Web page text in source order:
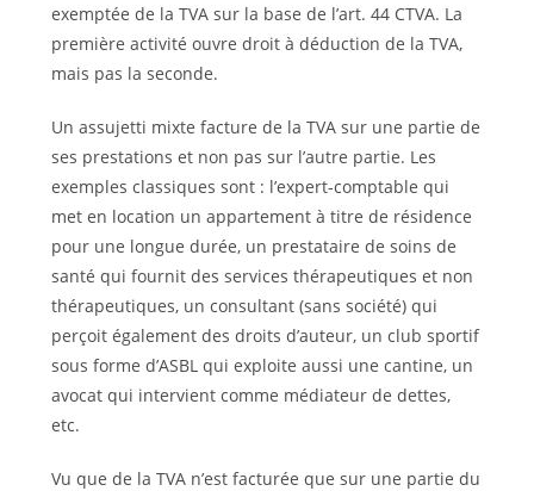
exemptée de la TVA sur la base de l’art. 44 CTVA. La
première activité ouvre droit à déduction de la TVA,
mais pas la seconde.
Un assujetti mixte facture de la TVA sur une partie de
ses prestations et non pas sur l’autre partie. Les
exemples classiques sont : l’expert-comptable qui
met en location un appartement à titre de résidence
pour une longue durée, un prestataire de soins de
santé qui fournit des services thérapeutiques et non
thérapeutiques, un consultant (sans société) qui
perçoit également des droits d’auteur, un club sportif
sous forme d’ASBL qui exploite aussi une cantine, un
avocat qui intervient comme médiateur de dettes,
etc.
Vu que de la TVA n’est facturée que sur une partie du